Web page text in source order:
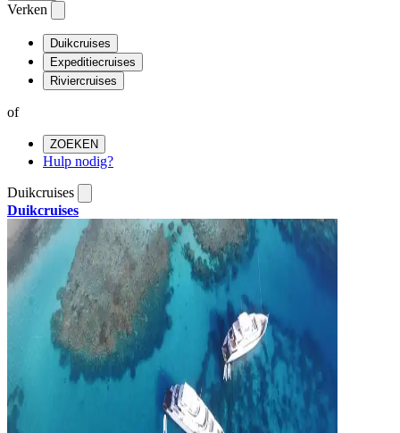
Verken
Duikcruises
Expeditiecruises
Riviercruises
of
ZOEKEN
Hulp nodig?
Duikcruises
Duikcruises